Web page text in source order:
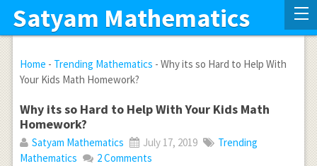
Satyam Mathematics
Home - Trending Mathematics - Why its so Hard to Help With
Your Kids Math Homework?
Why its so Hard to Help With Your Kids Math
Homework?
Satyam Mathematics July 17, 2019
Trending
Mathematics
2 Comments